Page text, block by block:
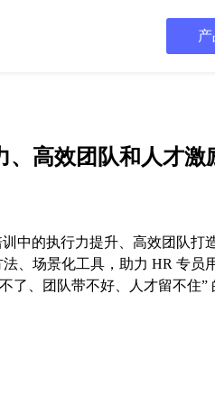
、高效团队和人才激
中的执行力提升、高效团队打
、场景化工具，助力 HR 专员
了、团队带不好、人才留不住”